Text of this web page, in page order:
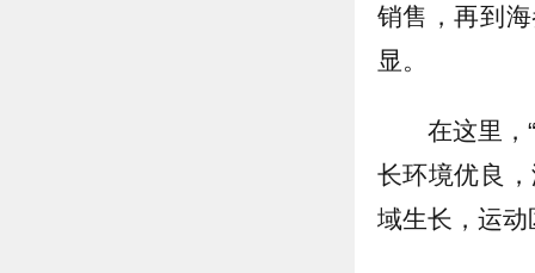
销售，再到
显。
在这里，
长环境优良
域生长，运